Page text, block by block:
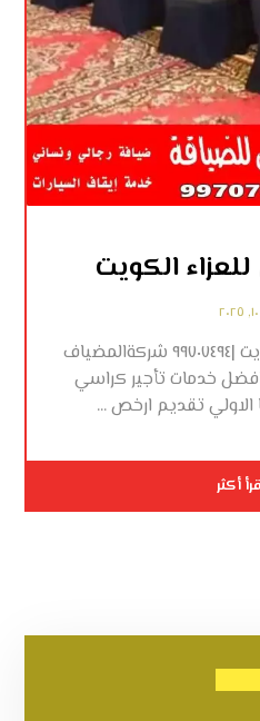
الكويت
تاجير كراسي للعزاء الكويت |٩٩٧٠٧٤٩٤ شركةالمضياف
خدمات تأجير كراسي
الاولي تقديم ارخص ...
أكثر